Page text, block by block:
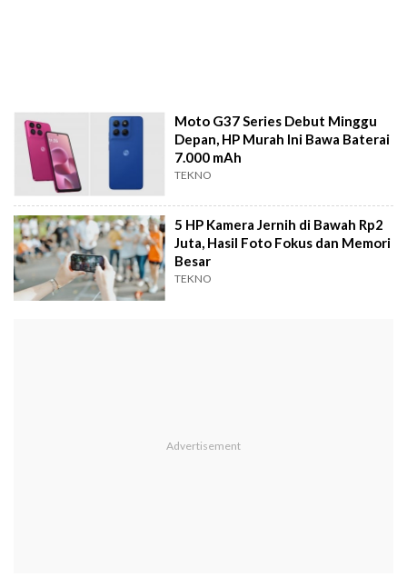
Moto G37 Series Debut Minggu
Depan, HP Murah Ini Bawa Baterai
7.000 mAh
TEKNO
5 HP Kamera Jernih di Bawah Rp2
Juta, Hasil Foto Fokus dan Memori
Besar
TEKNO